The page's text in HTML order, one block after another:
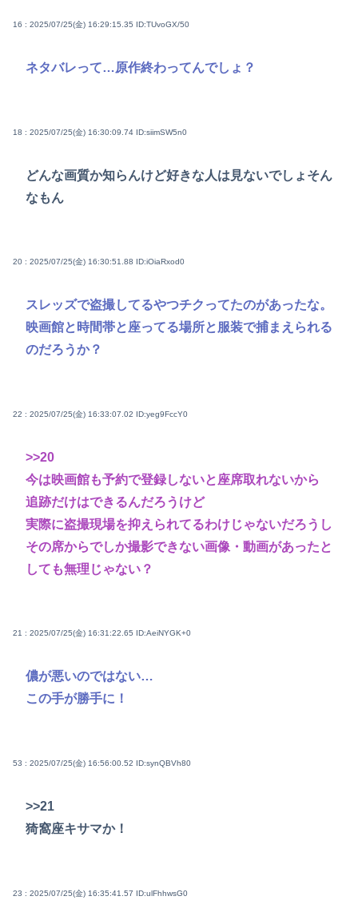
16 : 2025/07/25(金) 16:29:15.35 ID:TUvoGX/50
ネタバレって…原作終わってんでしょ？
18 : 2025/07/25(金) 16:30:09.74 ID:siimSW5n0
どんな画質か知らんけど好きな人は見ないでしょそん
なもん
20 : 2025/07/25(金) 16:30:51.88 ID:iOiaRxod0
スレッズで盗撮してるやつチクってたのがあったな。
映画館と時間帯と座ってる場所と服装で捕まえられる
のだろうか？
22 : 2025/07/25(金) 16:33:07.02 ID:yeg9FccY0
>>20
今は映画館も予約で登録しないと座席取れないから
追跡だけはできるんだろうけど
実際に盗撮現場を抑えられてるわけじゃないだろうし
その席からでしか撮影できない画像・動画があったと
しても無理じゃない？
21 : 2025/07/25(金) 16:31:22.65 ID:AeiNYGK+0
儂が悪いのではない…
この手が勝手に！
53 : 2025/07/25(金) 16:56:00.52 ID:synQBVh80
>>21
猗窩座キサマか！
23 : 2025/07/25(金) 16:35:41.57 ID:ulFhhwsG0